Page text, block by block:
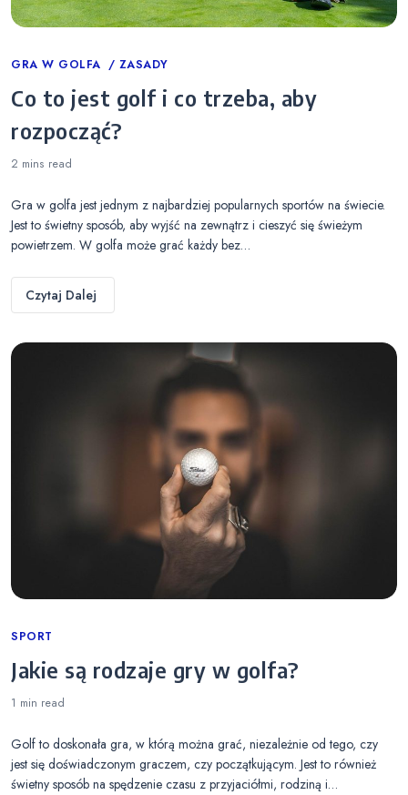
Categories
GRA W GOLFA ZASADY
Co to jest golf i co trzeba, aby
rozpocząć?
2 mins read
Gra w golfa jest jednym z najbardziej popularnych sportów na świecie.
Jest to świetny sposób, aby wyjść na zewnątrz i cieszyć się świeżym
powietrzem. W golfa może grać każdy bez…
Czytaj Dalej
Categories
SPORT
Jakie są rodzaje gry w golfa?
1 min read
Golf to doskonała gra, w którą można grać, niezależnie od tego, czy
jest się doświadczonym graczem, czy początkującym. Jest to również
świetny sposób na spędzenie czasu z przyjaciółmi, rodziną i…